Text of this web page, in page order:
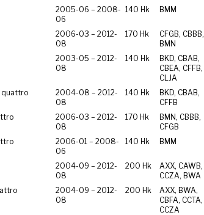
2005-06 – 2008-
06
140 Hk BMM
2006-03 – 2012-
08
170 Hk
CFGB, CBBB,
BMN
2003-05 – 2012-
08
140 Hk
BKD, CBAB,
CBEA, CFFB,
CLJA
quattro
2004-08 – 2012-
08
140 Hk
BKD, CBAB,
CFFB
2006-03 – 2012-
08
170 Hk
BMN, CBBB,
CFGB
2006-01 – 2008-
06
140 Hk BMM
2004-09 – 2012-
08
200 Hk
AXX, CAWB,
CCZA, BWA
2004-09 – 2012-
08
200 Hk
AXX, BWA,
CBFA, CCTA,
CCZA